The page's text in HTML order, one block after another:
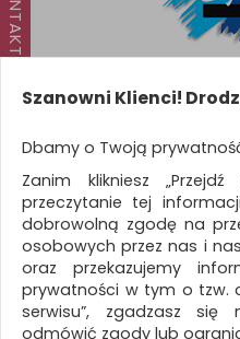
KATEGORIE
WSZYSTKIE KATEGORIE
FILTRY
Szanowni Klienci!
Dbamy o Twoją
Zanim klikniesz
przeczytanie tej
dobrowolną zgodę na
osobowych przez nas i
oraz przekazujemy
prywatności w tym o tzw.
serwisu”, zgadzasz się
odmówić zgody lub